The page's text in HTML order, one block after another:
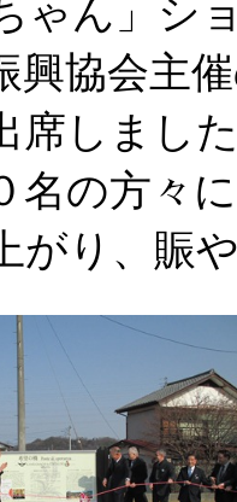
ゃん」シ
興協会主
席しまし
名の方々
がり、賑